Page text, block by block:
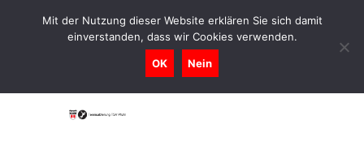
0731-9716400
Geschaeftsstelle@tennis-tsv-pfuhl.de
Mit der Nutzung dieser Website erklären Sie sich damit
einverstanden, dass wir Cookies verwenden.
OK Nein